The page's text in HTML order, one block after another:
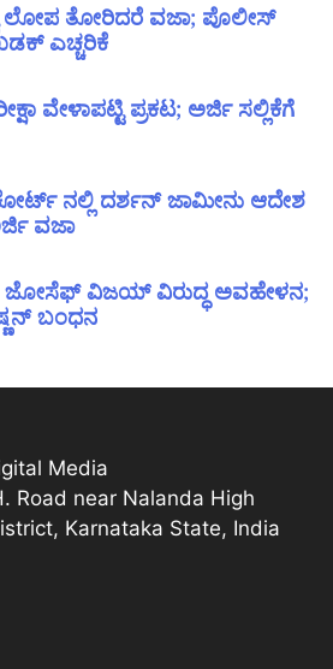
ಲೋಪ ತೋರಿದರೆ ವಜಾ; ಪೊಲೀಸ್
ಎಚ್ಚರಿಕೆ
ವೇಳಾಪಟ್ಟಿ ಪ್ರಕಟ; ಅರ್ಜಿ ಸಲ್ಲಿಕೆಗೆ
ನಲ್ಲಿ ದರ್ಶನ್ ಜಾಮೀನು ಆದೇಶ
ವಜಾ
ಜೋಸೆಫ್ ವಿಜಯ್ ವಿರುದ್ಧ ಅವಹೇಳನ;
ಬಂಧನ
Media
Road near Nalanda High
Karnataka State, India